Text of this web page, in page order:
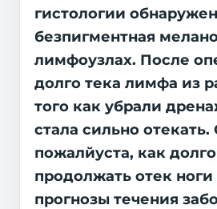
гистологии
безпигментная
лимфоузлах. После
долго тека лимфа из
того как убрали
стала сильно
пожалйуста, как
продолжать отек
прогнозы течения